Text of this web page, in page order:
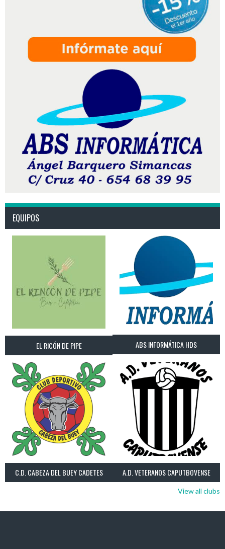
EQUIPOS
EL RICÓN DE PIPE ABS INFORMÁTICA HDS
C.D. CABEZA DEL BUEY CADETES A.D. VETERANOS CAPUTBOVENSE
View all clubs